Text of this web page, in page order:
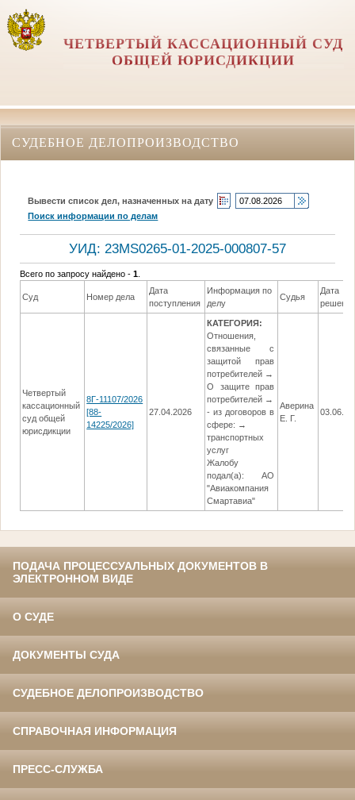
ЧЕТВЕРТЫЙ КАССАЦИОННЫЙ СУД
ОБЩЕЙ ЮРИСДИКЦИИ
СУДЕБНОЕ ДЕЛОПРОИЗВОДСТВО
Вывести список дел, назначенных на дату
Поиск информации по делам
УИД: 23MS0265-01-2025-000807-57
Всего по запросу найдено -1
Суд Номер дела
Дата
поступления
Информация по
делу
Судья
Дата
Четвертый
кассационный
суд общей
юрисдикции
8Г-11107/2026
[88-
14225/2026]
27.04.2026
КАТЕГОРИЯ:
Отношения,
связанные с
защитой прав
потребителей →
О защите прав
потребителей →
- из договоров в
сфере: →
транспортных
услуг
Жалобу
подал(а): АО
"Авиакомпания
Смартавиа"
Аверина
Е. Г.
ПОДАЧА ПРОЦЕССУАЛЬНЫХ ДОКУМЕНТОВ В
ЭЛЕКТРОННОМ ВИДЕ
О СУДЕ
ДОКУМЕНТЫ СУДА
СУДЕБНОЕ ДЕЛОПРОИЗВОДСТВО
СПРАВОЧНАЯ ИНФОРМАЦИЯ
ПРЕСС-СЛУЖБА